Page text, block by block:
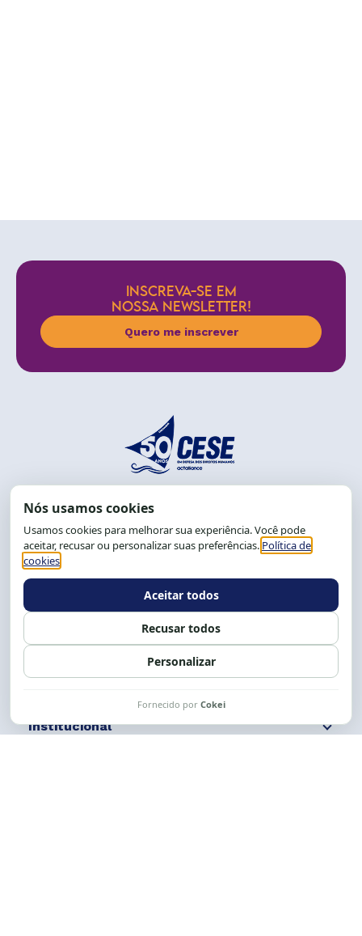
INSCREVA-SE EM
NOSSA NEWSLETTER!
Quero me inscrever
End.: R. da Graça, 150. Graça
CEP: 40.150-055
Salvador-BA, Brasil.
Tel.: (71) 2104-5457, Cel.: (71) 9 9239-2104 ou 2105
Expediente: 8h às 12h e 13 às 17h.
Siga nossas redes Fale conosco
Institucional